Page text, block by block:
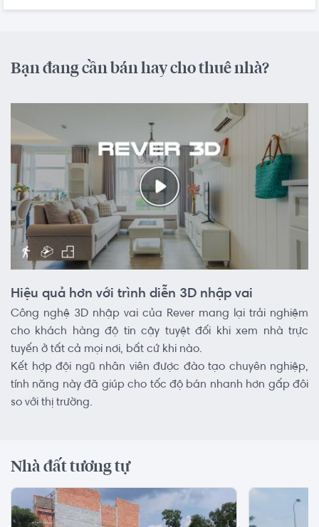
Bạn đang cần bán hay cho thuê nhà?
Hiệu quả hơn với trình diễn 3D nhập vai
Công nghệ 3D nhập vai của Rever mang lại trải nghiệm
cho khách hàng độ tin cậy tuyệt đối khi xem nhà trực
tuyến ở tất cả mọi nơi, bất cứ khi nào.
Kết hợp đội ngũ nhân viên được đào tạo chuyên nghiệp,
tính năng này đã giúp cho tốc độ bán nhanh hơn gấp đôi
so với thị trường.
Nhà đất tương tự